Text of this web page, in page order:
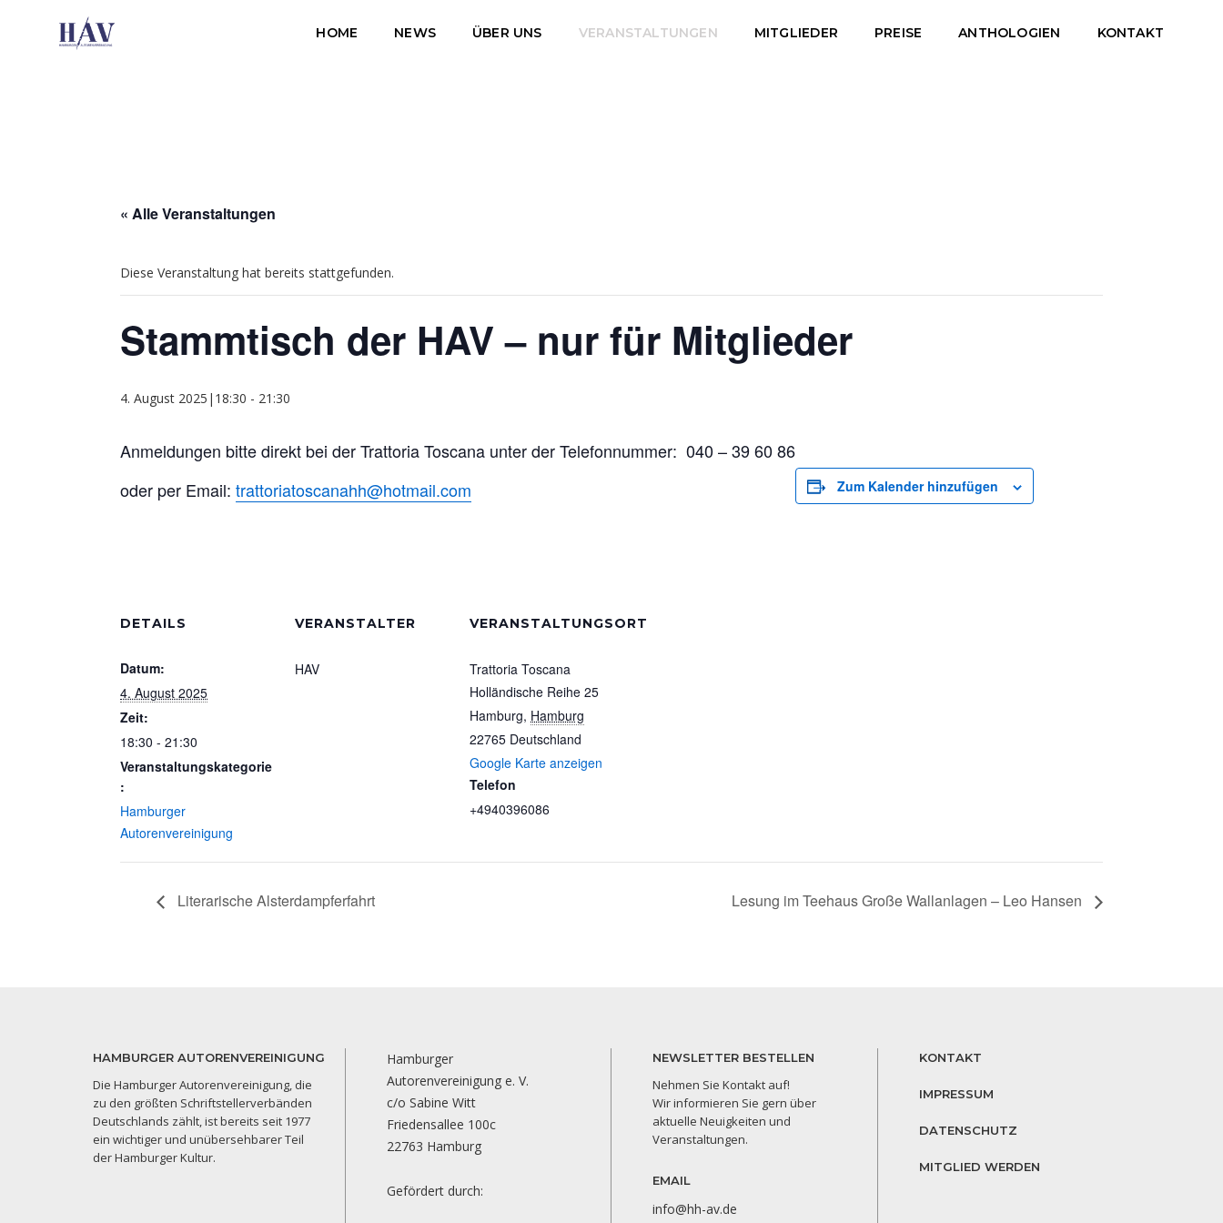
HOME NEWS ÜBER UNS VERANSTALTUNGEN MITGLIEDER PREISE ANTHOLOGIEN KONTAKT
« Alle Veranstaltungen
Diese Veranstaltung hat bereits stattgefunden.
Stammtisch der HAV – nur für Mitglieder
4. August 2025|18:30 - 21:30
Anmeldungen bitte direkt bei der Trattoria Toscana unter der Telefonnummer: 040 – 39 60 86
oder per Email: trattoriatoscanahh@hotmail.com Zum Kalender hinzufügen
DETAILS
Datum:
4. August 2025
Zeit:
18:30 - 21:30
Veranstaltungskategorie
:
Hamburger
Autorenvereinigung
VERANSTALTER
HAV
VERANSTALTUNGSORT
Trattoria Toscana
Holländische Reihe 25
Hamburg, Hamburg
22765 Deutschland
Google Karte anzeigen
Telefon
+4940396086
Literarische Alsterdampferfahrt Lesung im Teehaus Große Wallanlagen – Leo Hansen
HAMBURGER AUTORENVEREINIGUNG
Die Hamburger Autorenvereinigung, die
zu den größten Schriftstellerverbänden
Deutschlands zählt, ist bereits seit 1977
ein wichtiger und unübersehbarer Teil
der Hamburger Kultur.
Hamburger
Autorenvereinigung e. V.
c/o Sabine Witt
Friedensallee 100c
22763 Hamburg
Gefördert durch:
NEWSLETTER BESTELLEN
Nehmen Sie Kontakt auf!
Wir informieren Sie gern über
aktuelle Neuigkeiten und
Veranstaltungen.
EMAIL
info@hh-av.de
KONTAKT
IMPRESSUM
DATENSCHUTZ
MITGLIED WERDEN